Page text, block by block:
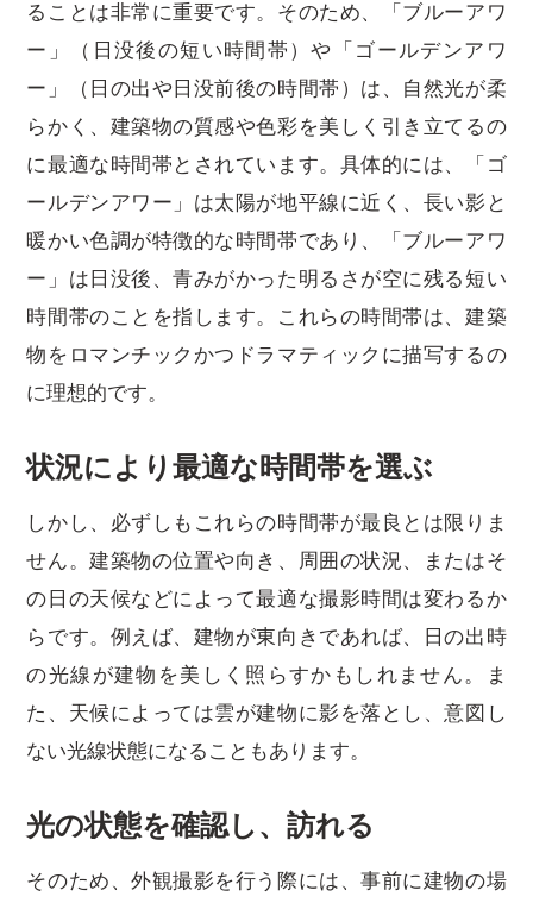
ることは非常に重要です。そのため、「ブルーアワ
ー」（日没後の短い時間帯）や「ゴールデンアワ
ー」（日の出や日没前後の時間帯）は、自然光が柔
らかく、建築物の質感や色彩を美しく引き立てるの
に最適な時間帯とされています。具体的には、「ゴ
ールデンアワー」は太陽が地平線に近く、長い影と
暖かい色調が特徴的な時間帯であり、「ブルーアワ
ー」は日没後、青みがかった明るさが空に残る短い
時間帯のことを指します。これらの時間帯は、建築
物をロマンチックかつドラマティックに描写するの
に理想的です。
状況により最適な時間帯を選ぶ
しかし、必ずしもこれらの時間帯が最良とは限りま
せん。建築物の位置や向き、周囲の状況、またはそ
の日の天候などによって最適な撮影時間は変わるか
らです。例えば、建物が東向きであれば、日の出時
の光線が建物を美しく照らすかもしれません。ま
た、天候によっては雲が建物に影を落とし、意図し
ない光線状態になることもあります。
光の状態を確認し、訪れる
そのため、外観撮影を行う際には、事前に建物の場